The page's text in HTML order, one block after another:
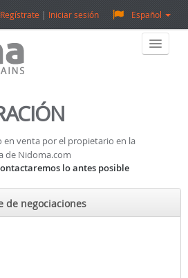
Español
Regístrate Iniciar sesión
en venta por el propietario en la
de Nidoma.com
lo antes posible
de negociaciones